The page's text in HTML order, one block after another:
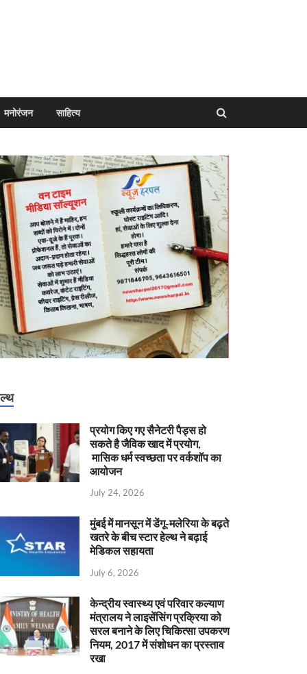
मनोरंजन साहित्य
प्रयोग किए गए सैनेटरी पैड्स हो
सकते है जैविक खाद में प्रयोग,
मासिक धर्म स्वच्छता पर वर्कशॉप का
आयोजन
July 24, 2026
मुंबई में मानसून में डेंगू-मलेरिया के बढ़ते
खतरे के बीच स्टार हेल्थ ने बढ़ाई
मेडिकल सहायता
July 6, 2026
केन्‍द्रीय स्वास्थ्य एवं परिवार कल्याण
मंत्रालय ने लाइसेंसिंग प्रक्रिया को
सरल बनाने के लिए चिकित्सा उपकरण
नियम, 2017 में संशोधन का प्रस्ताव
रखा